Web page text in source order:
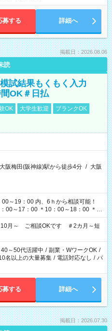
募する 詳細へ
掲載日：2026.08.06
読
試結果もくもく入力
OK＃日払
OK 大学生歓迎
ブランクOK
大阪梅田(阪神線)駅から徒歩4分 / 大阪
～19：00 内、6ｈから相談可能！
00～17：00 ＊10：00～18：00 ＊
～19：00 ＊13：00～19：00
10月～ ご相談OKです ＃2カ月～短
40～50代活躍中 / 副業・WワークOK /
名以上の大量募集 / 電話対応なし / パ
募する 詳細へ
掲載日：2026.07.30